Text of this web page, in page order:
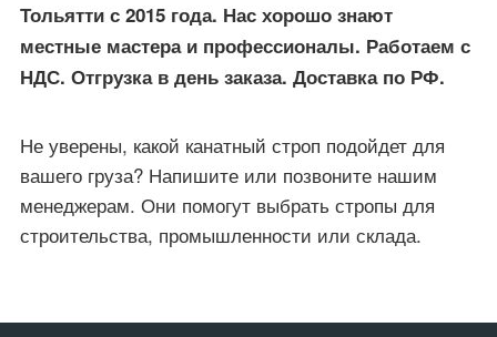
Тольятти с 2015 года. Нас хорошо знают
местные мастера и профессионалы. Работаем с
НДС. Отгрузка в день заказа. Доставка по РФ.
Не уверены, какой канатный строп подойдет для
вашего груза? Напишите или позвоните нашим
менеджерам. Они помогут выбрать стропы для
строительства, промышленности или склада.